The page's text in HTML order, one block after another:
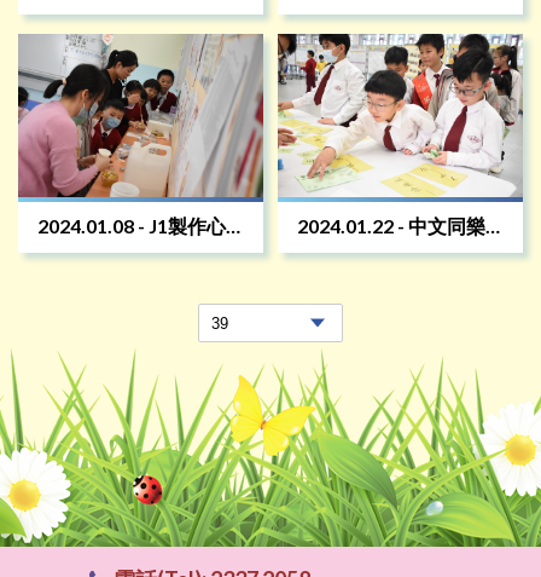
遊藝會 禮堂
生打氣
2024.01.08 - J1製作心
靈樽
2024.01.22 - 中文同樂
日